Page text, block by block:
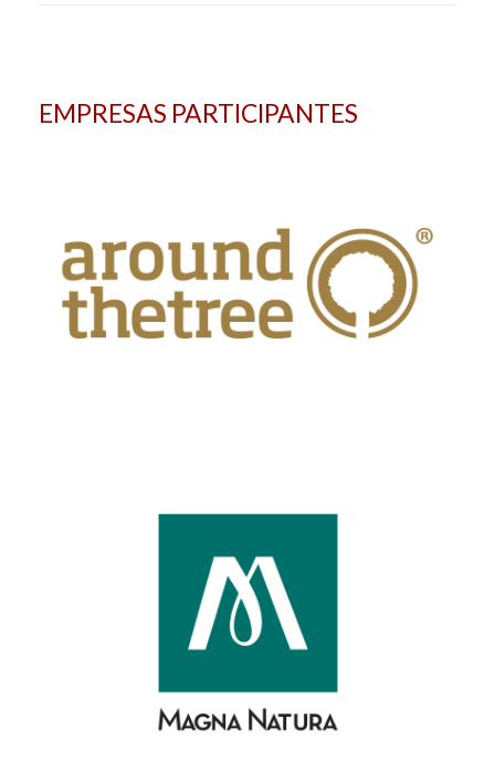
EMPRESAS PARTICIPANTES
Arounthetree, Lda
Ver mais
The Cork Magicians Company, Lda
Ver mais